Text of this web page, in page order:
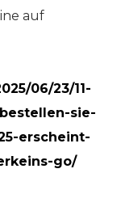
auf
06/23/11-
sie-
erscheint-
go/